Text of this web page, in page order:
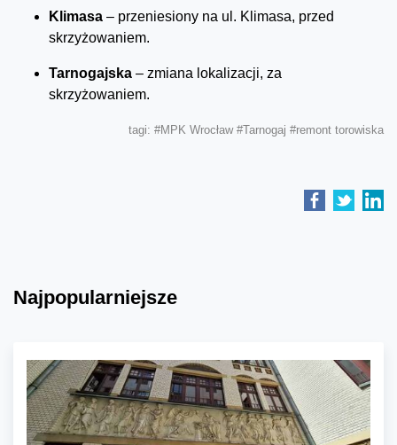
Klimasa – przeniesiony na ul. Klimasa, przed
skrzyżowaniem.
Tarnogajska – zmiana lokalizacji, za
skrzyżowaniem.
tagi: #MPK Wrocław #Tarnogaj #remont torowiska
Najpopularniejsze